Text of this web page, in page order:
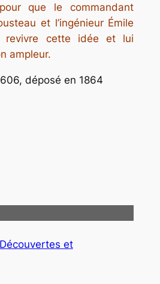
que le commandant
et l’ingénieur Émile
revivre cette idée et lui
ampleur.
déposé en 1864
et